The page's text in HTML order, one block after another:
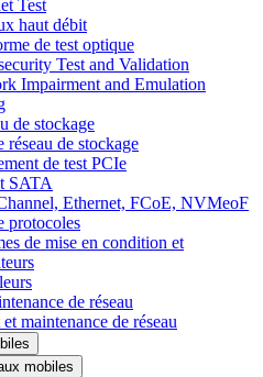
Test
haut débit
de test optique
Test and Validation
Impairment and Emulation
de stockage
réseau de stockage
de test PCIe
SATA
Ethernet, FCoE, NVMeoF
protocoles
de mise en condition et
de réseau
maintenance de réseau
mobiles